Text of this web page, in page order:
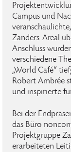
Campus und
Zanders-Areal
Anschluss
verschiedene
„World Café“
Robert Ambrée
und inspirierte
Bei der
das Büro
Projektgruppe
erarbeiteten